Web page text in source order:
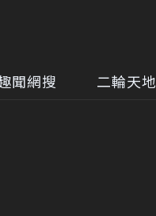
聞網搜 二輪天地